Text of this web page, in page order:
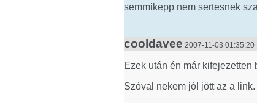
semmikepp nem sertesnek
cooldavee 2007-11-03 01:35:20
Ezek után én már kifejezetten
Szóval nekem jól jött az a link.